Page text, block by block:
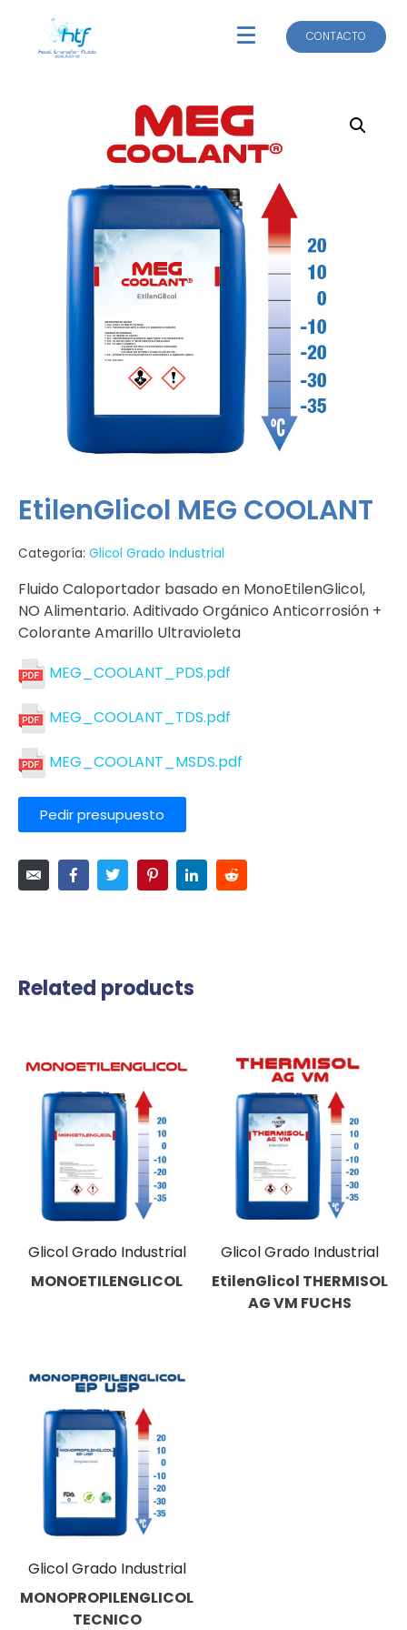
CONTACTO
EtilenGlicol MEG COOLANT
Categoría: Glicol Grado Industrial
Fluido Caloportador basado en MonoEtilenGlicol,
NO Alimentario. Aditivado Orgánico Anticorrosión +
Colorante Amarillo Ultravioleta
MEG_COOLANT_PDS.pdf
MEG_COOLANT_TDS.pdf
MEG_COOLANT_MSDS.pdf
Pedir presupuesto
Related products
Glicol Grado Industrial
MONOETILENGLICOL
Glicol Grado Industrial
EtilenGlicol THERMISOL
AG VM FUCHS
Glicol Grado Industrial
MONOPROPILENGLICOL
TECNICO